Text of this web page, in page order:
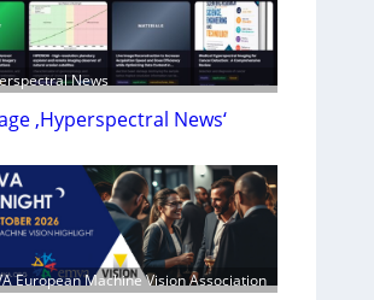
News
‚Hyperspectral News‘
European Machine Vision Association